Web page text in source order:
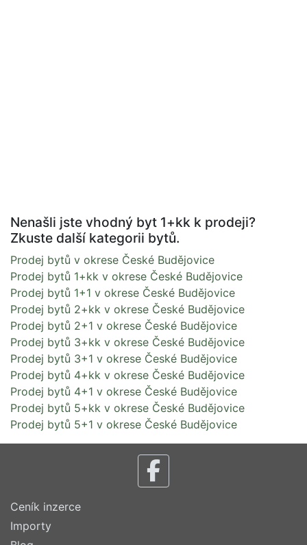
Nenašli jste vhodný byt 1+kk k prodeji?
Zkuste další kategorii bytů.
Prodej bytů v okrese České Budějovice
Prodej bytů 1+kk v okrese České Budějovice
Prodej bytů 1+1 v okrese České Budějovice
Prodej bytů 2+kk v okrese České Budějovice
Prodej bytů 2+1 v okrese České Budějovice
Prodej bytů 3+kk v okrese České Budějovice
Prodej bytů 3+1 v okrese České Budějovice
Prodej bytů 4+kk v okrese České Budějovice
Prodej bytů 4+1 v okrese České Budějovice
Prodej bytů 5+kk v okrese České Budějovice
Prodej bytů 5+1 v okrese České Budějovice
Ceník inzerce
Importy